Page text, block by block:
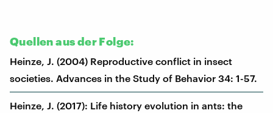
Quellen aus der Folge:
Heinze, J. (2004) Reproductive conflict in insect
societies. Advances in the Study of Behavior 34: 1-57.
Heinze, J. (2017): Life history evolution in ants: the